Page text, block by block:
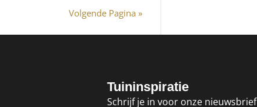
Volgende Pagina »
Tuininspiratie
Schrijf je in voor onze nieuwsbrief